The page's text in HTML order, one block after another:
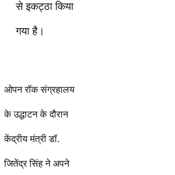
से इकट्ठा किया
गया है।
ओपन रॉक संग्रहालय
के उद्धाटन के दौरान
केंद्रीय मंत्री डॉ.
जितेंद्र सिंह ने अपने